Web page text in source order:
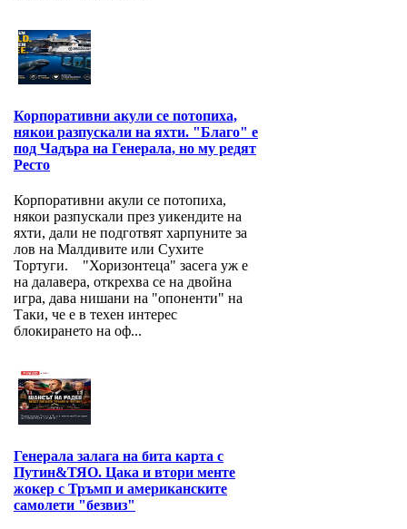
Корпоративни акули се потопиха,
някои разпускали на яхти. "Благо" е
под Чадъра на Генерала, но му редят
Ресто
Корпоративни акули се потопиха,
някои разпускали през уикендите на
яхти, дали не подготвят харпуните за
лов на Малдивите или Сухите
Тортуги. "Хоризонтеца" засега уж е
на далавера, открехва се на двойна
игра, дава нишани на "опоненти" на
Таки, че е в техен интерес
блокирането на оф...
Генерала залага на бита карта с
Путин&ТЯО. Цака и втори менте
жокер с Тръмп и американските
самолети "безвиз"